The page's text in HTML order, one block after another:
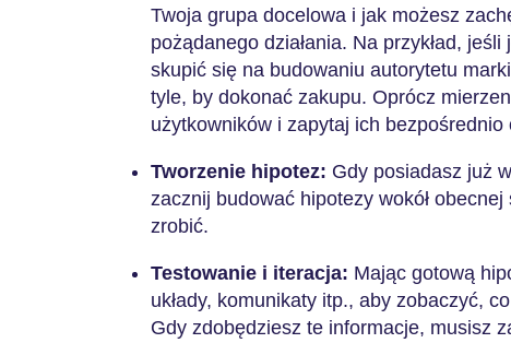
Twoja grupa docelowa i jak możesz
pożądanego działania. Na przykład,
skupić się na budowaniu autorytetu
tyle, by dokonać zakupu. Oprócz
użytkowników i zapytaj ich bezpośrednio
Tworzenie hipotez: Gdy posiadasz już
zacznij budować hipotezy wokół
zrobić.
Testowanie i iteracja: Mając gotową
układy, komunikaty itp., aby zobaczyć,
Gdy zdobędziesz te informacje, musisz